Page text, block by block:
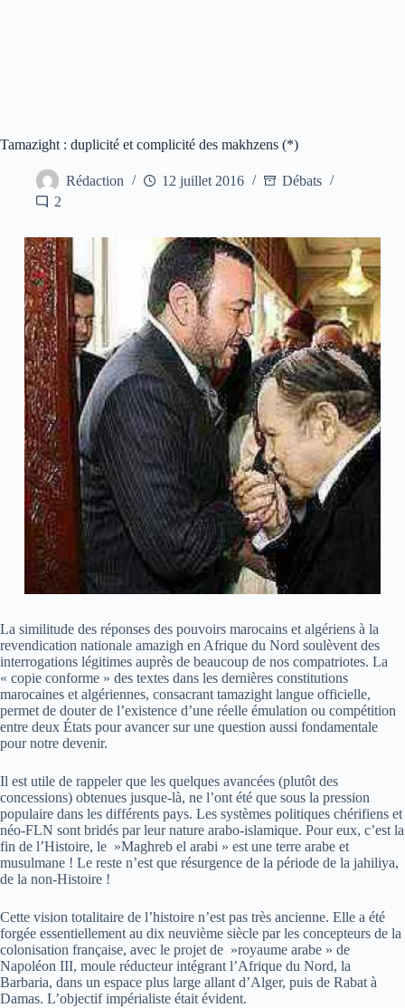
Tamazight : duplicité et complicité des makhzens (*)
Rédaction 12 juillet 2016
Débats
2
La similitude des réponses des pouvoirs marocains et algériens à la
revendication nationale amazigh en Afrique du Nord soulèvent des
interrogations légitimes auprès de beaucoup de nos compatriotes. La
« copie conforme » des textes dans les dernières constitutions
marocaines et algériennes, consacrant tamazight langue officielle,
permet de douter de l’existence d’une réelle émulation ou compétition
entre deux États pour avancer sur une question aussi fondamentale
pour notre devenir.
Il est utile de rappeler que les quelques avancées (plutôt des
concessions) obtenues jusque-là, ne l’ont été que sous la pression
populaire dans les différents pays. Les systèmes politiques chérifiens et
néo-FLN sont bridés par leur nature arabo-islamique. Pour eux, c’est la
fin de l’Histoire, le »Maghreb el arabi » est une terre arabe et
musulmane ! Le reste n’est que résurgence de la période de la jahiliya,
de la non-Histoire !
Cette vision totalitaire de l’histoire n’est pas très ancienne. Elle a été
forgée essentiellement au dix neuvième siècle par les concepteurs de la
colonisation française, avec le projet de »royaume arabe » de
Napoléon III, moule réducteur intégrant l’Afrique du Nord, la
Barbaria, dans un espace plus large allant d’Alger, puis de Rabat à
Damas. L’objectif impérialiste était évident.